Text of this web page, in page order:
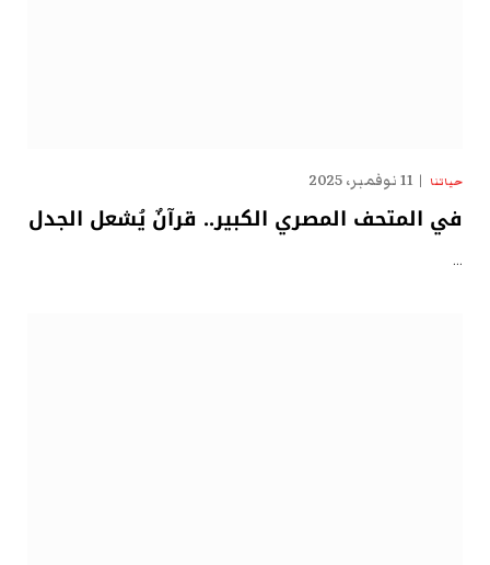
حياتنا 11 نوفمبر، 2025
في المتحف المصري الكبير.. قرآنٌ يُشعل الجدل
…